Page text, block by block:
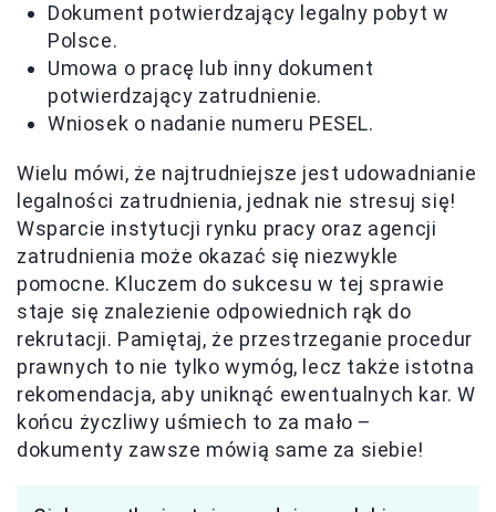
Dokument potwierdzający legalny pobyt w
Polsce.
Umowa o pracę lub inny dokument
potwierdzający zatrudnienie.
Wniosek o nadanie numeru PESEL.
Wielu mówi, że najtrudniejsze jest udowadnianie
legalności zatrudnienia, jednak nie stresuj się!
Wsparcie instytucji rynku pracy oraz agencji
zatrudnienia może okazać się niezwykle
pomocne. Kluczem do sukcesu w tej sprawie
staje się znalezienie odpowiednich rąk do
rekrutacji. Pamiętaj, że przestrzeganie procedur
prawnych to nie tylko wymóg, lecz także istotna
rekomendacja, aby uniknąć ewentualnych kar. W
końcu życzliwy uśmiech to za mało –
dokumenty zawsze mówią same za siebie!